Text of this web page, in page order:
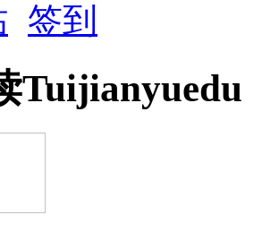
签到
Tuijianyuedu